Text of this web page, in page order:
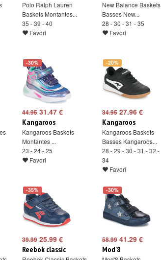
Polo Ralph Lauren
Baskets Montantes...
35 - 39 - 40
Favori
New Balance Baskets
Basses New...
28 - 30 - 31 - 35
Favori
-30%
44.95 31.47 €
Kangaroos
Kangaroos Baskets
Montantes ...
23 - 24 - 25
Favori
-20%
34.95 27.96 €
Kangaroos
Kangaroos Baskets
Basses Kangaroos...
28 - 29 - 30 - 31 - 32 -
34
Favori
-35%
39.99 25.99 €
Reebok classic
-30%
58.99 41.29 €
Mod'8